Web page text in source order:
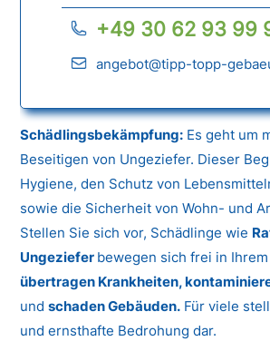
+49 30 62 93 99
angebot@tipp-topp-
Schädlingsbekämpfung: Es geht um
Beseitigen von Ungeziefer. Dieser
Hygiene, den Schutz von
sowie die Sicherheit von Wohn- und
Stellen Sie sich vor, Schädlinge wie
Ungeziefer bewegen sich frei in
übertragen Krankheiten,
undschaden Gebäuden. Für viele
und ernsthafte Bedrohung dar.